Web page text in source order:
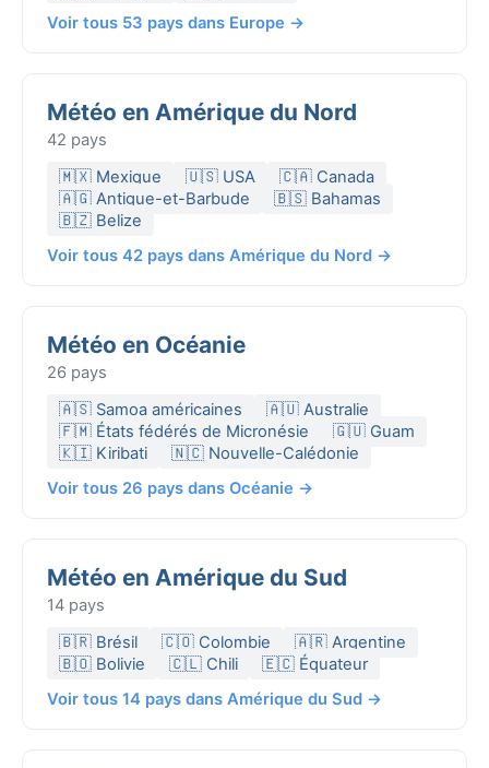
Voir tous 53 pays dans Europe →
Météo en Amérique du Nord
42 pays
🇲🇽 Mexique
🇺🇸 USA
🇨🇦 Canada
🇦🇬 Antigue-et-Barbude
🇧🇸 Bahamas
🇧🇿 Belize
Voir tous 42 pays dans Amérique du Nord →
Météo en Océanie
26 pays
🇦🇸 Samoa américaines
🇦🇺 Australie
🇫🇲 États fédérés de Micronésie
🇬🇺 Guam
🇰🇮 Kiribati
🇳🇨 Nouvelle-Calédonie
Voir tous 26 pays dans Océanie →
Météo en Amérique du Sud
14 pays
🇧🇷 Brésil
🇨🇴 Colombie
🇦🇷 Argentine
🇧🇴 Bolivie
🇨🇱 Chili
🇪🇨 Équateur
Voir tous 14 pays dans Amérique du Sud →